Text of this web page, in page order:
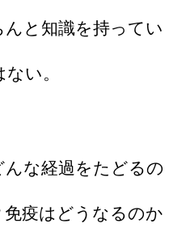
と知識を持ってい
い。
な経過をたどるの
疫はどうなるのか